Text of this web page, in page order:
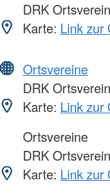
DRK
Karte: Link zur
Ortsvereine
DRK
Karte: Link zur
Ortsvereine
DRK
Karte: Link zur